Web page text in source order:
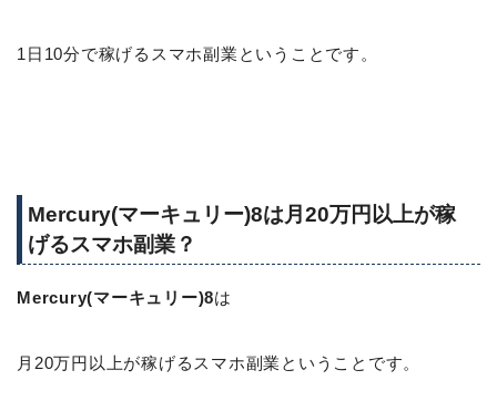
1日10分で稼げるスマホ副業ということです。
Mercury(マーキュリー)8は月20万円以上が稼
げるスマホ副業？
Mercury(マーキュリー)8は
月20万円以上が稼げるスマホ副業ということです。